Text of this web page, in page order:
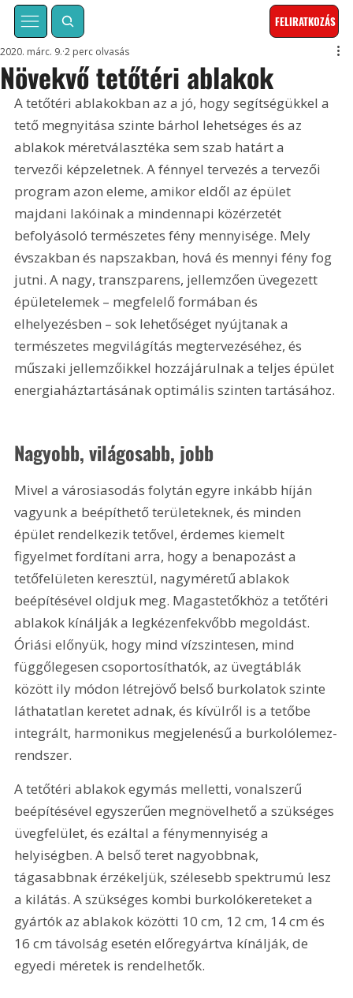
FELIRATKOZÁS
Növekvő tetőtéri ablakok
2020. márc. 9. 2 perc olvasás
A tetőtéri ablakokban az a jó, hogy segítségükkel a
tető megnyitása szinte bárhol lehetséges és az
ablakok méretválasztéka sem szab határt a
tervezői képzeletnek. A fénnyel tervezés a tervezői
program azon eleme, amikor eldől az épület
majdani lakóinak a mindennapi közérzetét
befolyásoló természetes fény mennyisége. Mely
évszakban és napszakban, hová és mennyi fény fog
jutni. A nagy, transzparens, jellemzően üvegezett
épületelemek – megfelelő formában és
elhelyezésben – sok lehetőséget nyújtanak a
természetes megvilágítás megtervezéséhez, és
műszaki jellemzőikkel hozzájárulnak a teljes épület
energiaháztartásának optimális szinten tartásához.
Nagyobb, világosabb, jobb
Mivel a városiasodás folytán egyre inkább híján
vagyunk a beépíthető területeknek, és minden
épület rendelkezik tetővel, érdemes kiemelt
figyelmet fordítani arra, hogy a benapozást a
tetőfelületen keresztül, nagyméretű ablakok
beépítésével oldjuk meg. Magastetőkhöz a tetőtéri
ablakok kínálják a legkézenfekvőbb megoldást.
Óriási előnyük, hogy mind vízszintesen, mind
függőlegesen csoportosíthatók, az üvegtáblák
között ily módon létrejövő belső burkolatok szinte
láthatatlan keretet adnak, és kívülről is a tetőbe
integrált, harmonikus megjelenésű a burkolólemez-
rendszer.
A tetőtéri ablakok egymás melletti, vonalszerű
beépítésével egyszerűen megnövelhető a szükséges
üvegfelület, és ezáltal a fénymennyiség a
helyiségben. A belső teret nagyobbnak,
tágasabbnak érzékeljük, szélesebb spektrumú lesz
a kilátás. A szükséges kombi burkolókereteket a
gyártók az ablakok közötti 10 cm, 12 cm, 14 cm és
16 cm távolság esetén előregyártva kínálják, de
egyedi méretek is rendelhetők.